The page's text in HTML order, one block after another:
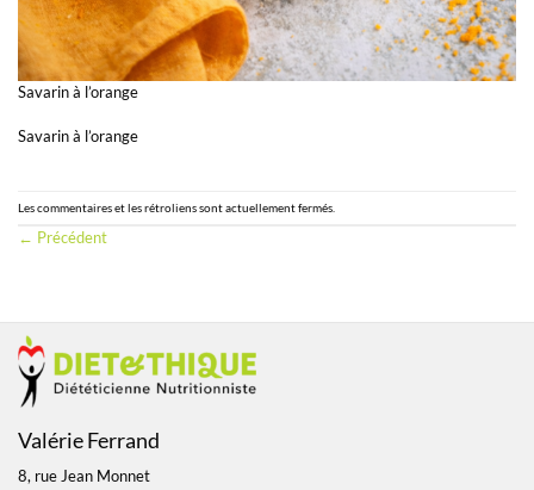
Savarin à l’orange
Savarin à l’orange
Les commentaires et les rétroliens sont actuellement fermés.
← Précédent
Valérie Ferrand
8, rue Jean Monnet